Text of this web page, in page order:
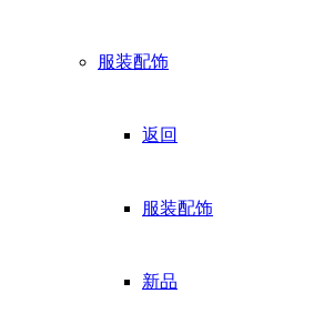
服装配饰
返回
服装配饰
新品